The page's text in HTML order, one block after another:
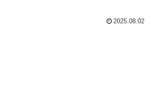
2025.08.02